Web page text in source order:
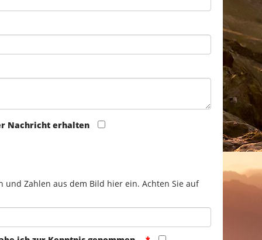
Nachricht erhalten
und Zahlen aus dem Bild hier ein. Achten Sie auf